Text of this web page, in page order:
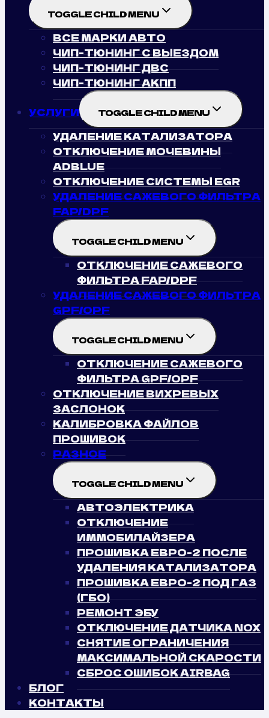
TOGGLE CHILD MENU
ВСЕ МАРКИ АВТО
ЧИП-ТЮНИНГ С ВЫЕЗДОМ
ЧИП-ТЮНИНГ ДВС
ЧИП-ТЮНИНГ АКПП
УСЛУГИ TOGGLE CHILD MENU
УДАЛЕНИЕ КАТАЛИЗАТОРА
ОТКЛЮЧЕНИЕ МОЧЕВИНЫ
ADBLUE
ОТКЛЮЧЕНИЕ СИСТЕМЫ EGR
УДАЛЕНИЕ САЖЕВОГО ФИЛЬТРА
FAP/DPF
TOGGLE CHILD MENU
ОТКЛЮЧЕНИЕ САЖЕВОГО
ФИЛЬТРА FAP/DPF
УДАЛЕНИЕ САЖЕВОГО ФИЛЬТРА
GPF/OPF
TOGGLE CHILD MENU
ОТКЛЮЧЕНИЕ САЖЕВОГО
ФИЛЬТРА GPF/OPF
ОТКЛЮЧЕНИЕ ВИХРЕВЫХ
ЗАСЛОНОК
КАЛИБРОВКА ФАЙЛОВ
ПРОШИВОК
РАЗНОЕ
TOGGLE CHILD MENU
АВТОЭЛЕКТРИКА
ОТКЛЮЧЕНИЕ
ИММОБИЛАЙЗЕРА
ПРОШИВКА ЕВРО-2 ПОСЛЕ
УДАЛЕНИЯ КАТАЛИЗАТОРА
ПРОШИВКА ЕВРО-2 ПОД ГАЗ
(ГБО)
РЕМОНТ ЭБУ
ОТКЛЮЧЕНИЕ ДАТЧИКА NOX
СНЯТИЕ ОГРАНИЧЕНИЯ
МАКСИМАЛЬНОЙ СКАРОСТИ
СБРОС ОШИБОК AIRBAG
БЛОГ
КОНТАКТЫ